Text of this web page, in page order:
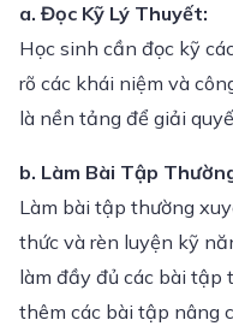
a. Đọc Kỹ Lý Thuyết:
Học sinh cần đọc kỹ
rõ các khái niệm và
là nền tảng để giải
b. Làm Bài Tập
Làm bài tập thường
thức và rèn luyện kỹ
làm đầy đủ các bài tập
thêm các bài tập nâng